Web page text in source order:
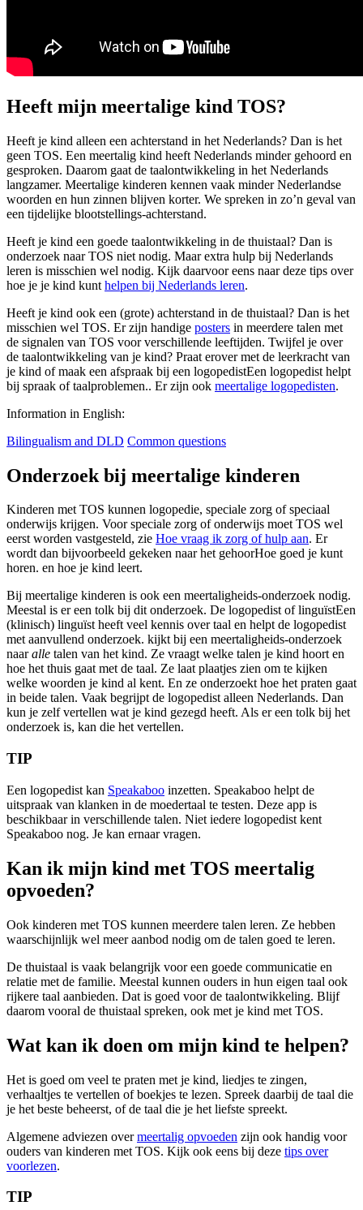
Heeft mijn meertalige kind TOS?
Heeft je kind alleen een achterstand in het Nederlands? Dan is het
geen TOS. Een meertalig kind heeft Nederlands minder gehoord en
gesproken. Daarom gaat de taalontwikkeling in het Nederlands
langzamer. Meertalige kinderen kennen vaak minder Nederlandse
woorden en hun zinnen blijven korter. We spreken in zo’n geval van
een tijdelijke blootstellings-achterstand.
Heeft je kind een goede taalontwikkeling in de thuistaal? Dan is
onderzoek naar TOS niet nodig. Maar extra hulp bij Nederlands
leren is misschien wel nodig. Kijk daarvoor eens naar deze tips over
hoe je je kind kunt helpen bij Nederlands leren.
Heeft je kind ook een (grote) achterstand in de thuistaal? Dan is het
misschien wel TOS. Er zijn handige posters in meerdere talen met
de signalen van TOS voor verschillende leeftijden. Twijfel je over
de taalontwikkeling van je kind? Praat erover met de leerkracht van
je kind of maak een afspraak bij een logopedistEen logopedist helpt
bij spraak of taalproblemen.. Er zijn ook meertalige logopedisten.
Information in English:
Bilingualism and DLD Common questions
Onderzoek bij meertalige kinderen
Kinderen met TOS kunnen logopedie, speciale zorg of speciaal
onderwijs krijgen. Voor speciale zorg of onderwijs moet TOS wel
eerst worden vastgesteld, zie Hoe vraag ik zorg of hulp aan. Er
wordt dan bijvoorbeeld gekeken naar het gehoorHoe goed je kunt
horen. en hoe je kind leert.
Bij meertalige kinderen is ook een meertaligheids-onderzoek nodig.
Meestal is er een tolk bij dit onderzoek. De logopedist oflinguïstEen
(klinisch) linguïst heeft veel kennis over taal en helpt de logopedist
met aanvullend onderzoek. kijkt bij een meertaligheids-onderzoek
naaralle talen van het kind. Ze vraagt welke talen je kind hoort en
hoe het thuis gaat met de taal. Ze laat plaatjes zien om te kijken
welke woorden je kind al kent. En ze onderzoekt hoe het praten gaat
in beide talen. Vaak begrijpt de logopedist alleen Nederlands. Dan
kun je zelf vertellen wat je kind gezegd heeft. Als er een tolk bij het
onderzoek is, kan die het vertellen.
TIP
Een logopedist kan Speakaboo inzetten. Speakaboo helpt de
uitspraak van klanken in de moedertaal te testen. Deze app is
beschikbaar in verschillende talen. Niet iedere logopedist kent
Speakaboo nog. Je kan ernaar vragen.
Kan ik mijn kind met TOS meertalig
opvoeden?
Ook kinderen met TOS kunnen meerdere talen leren. Ze hebben
waarschijnlijk wel meer aanbod nodig om de talen goed te leren.
De thuistaal is vaak belangrijk voor een goede communicatie en
relatie met de familie. Meestal kunnen ouders in hun eigen taal ook
rijkere taal aanbieden. Dat is goed voor de taalontwikkeling. Blijf
daarom vooral de thuistaal spreken, ook met je kind met TOS.
Wat kan ik doen om mijn kind te helpen?
Het is goed om veel te praten met je kind, liedjes te zingen,
verhaaltjes te vertellen of boekjes te lezen. Spreek daarbij de taal die
je het beste beheerst, of de taal die je het liefste spreekt.
Algemene adviezen overmeertalig opvoeden zijn ook handig voor
ouders van kinderen met TOS. Kijk ook eens bij deze tips over
voorlezen.
TIP